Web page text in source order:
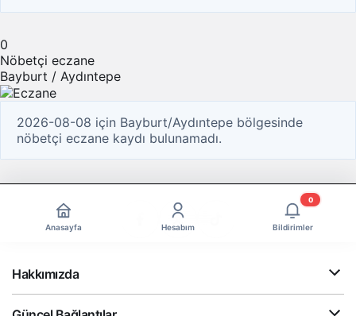
0
Nöbetçi eczane
Bayburt / Aydıntepe
2026-08-08 için Bayburt/Aydıntepe bölgesinde
nöbetçi eczane kaydı bulunamadı.
Anasayfa Hesabım Bildirimler
0
Hakkımızda